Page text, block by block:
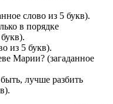
слово из 5 букв).
в порядке
из 5 букв).
Марии? (загаданное
лучше разбить